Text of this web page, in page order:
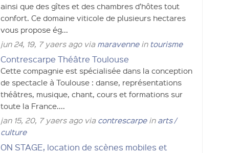
ainsi que des gîtes et des chambres d’hôtes tout
confort. Ce domaine viticole de plusieurs hectares
vous propose ég...
jun 24, 19, 7 yaers ago via maravennein tourisme
Contrescarpe Théâtre Toulouse
Cette compagnie est spécialisée dans la conception
de spectacle à Toulouse : danse, représentations
théâtres, musique, chant, cours et formations sur
toute la France....
jan 15, 20, 7 yaers ago via contrescarpein arts /
culture
ON STAGE, location de scènes mobiles et